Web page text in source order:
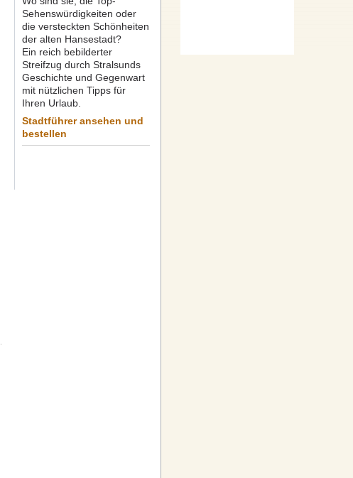
Sehenswürdigkeiten oder
die versteckten Schönheiten
der alten Hansestadt?
Ein reich bebilderter
Streifzug durch Stralsunds
Geschichte und Gegenwart
mit nützlichen Tipps für
Ihren Urlaub.
Stadtführer ansehen und
bestellen